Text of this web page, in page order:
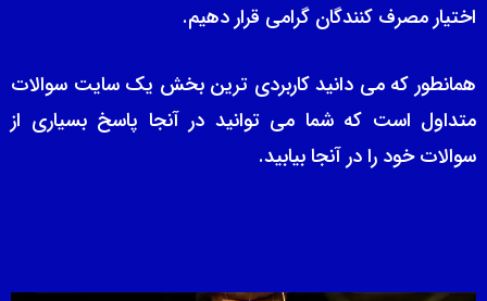
اختیار مصرف کنندگان گرامی قرار دهیم.
همانطور که می دانید کاربردی ترین بخش یک سایت سوالات
متداول است که شما می توانید در آنجا پاسخ بسیاری از
سوالات خود را در آنجا بیابید.